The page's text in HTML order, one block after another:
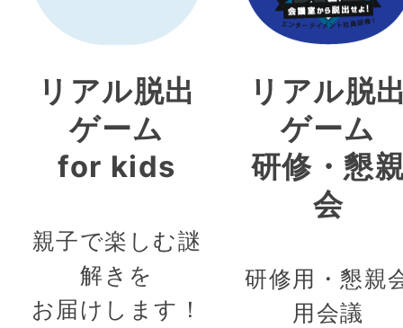
リアル脱出
ゲーム
for kids
親子で楽しむ謎
解きを
お届けします！
リアル脱
ゲーム
研修・懇
会
研修用・懇親
用会議